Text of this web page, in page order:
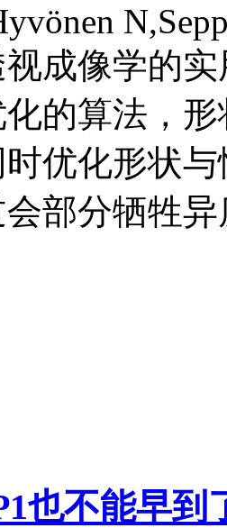
成像学的
的算法，
优化形状
部分牺牲
也不能早到